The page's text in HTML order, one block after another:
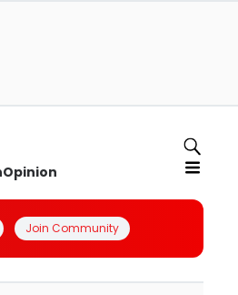
Opinion
Join Community